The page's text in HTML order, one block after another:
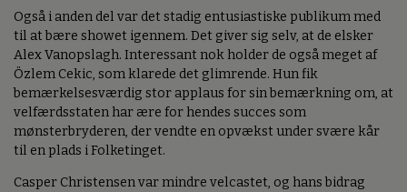
Også i anden del var det stadig entusiastiske publikum med
til at bære showet igennem. Det giver sig selv, at de elsker
Alex Vanopslagh. Interessant nok holder de også meget af
Özlem Cekic, som klarede det glimrende. Hun fik
bemærkelsesværdig stor applaus for sin bemærkning om, at
velfærdsstaten har ære for hendes succes som
mønsterbryderen, der vendte en opvækst under svære kår
til en plads i Folketinget.
Casper Christensen var mindre velcastet, og hans bidrag